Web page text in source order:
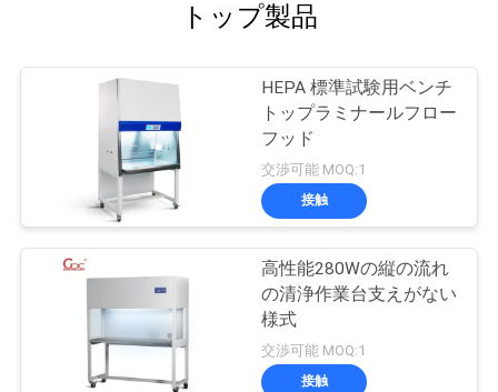
トップ製品
HEPA 標準試験用ベンチ
トップラミナールフロー
フッド
交渉可能 MOQ:1
接触
高性能280Wの縦の流れ
の清浄作業台支えがない
様式
交渉可能 MOQ:1
接触